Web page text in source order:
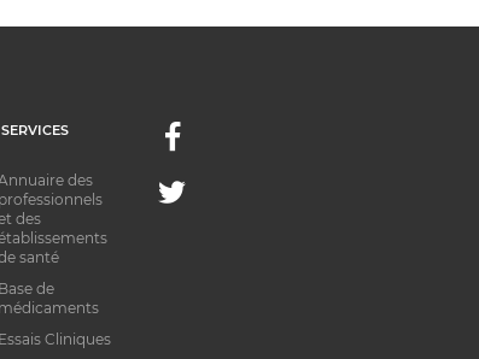
des
professionnels
des
santé
Base de
médicaments
Essais Cliniques
Facebook
Twitter